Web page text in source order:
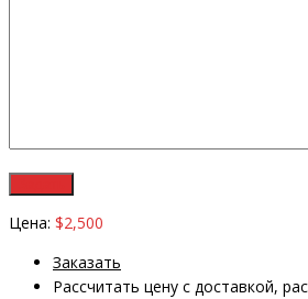
Цена: $2,500
Заказать
Рассчитать цену с доставкой,